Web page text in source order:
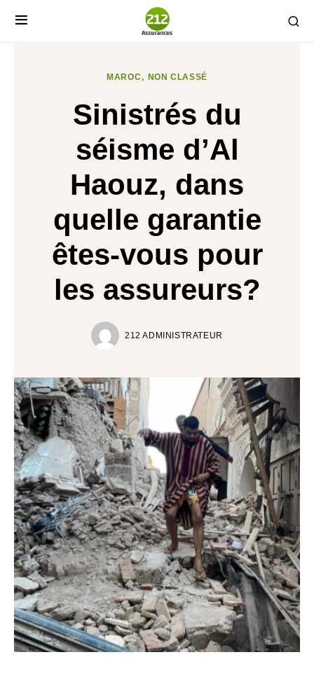
MAROC NON CLASSÉ
Sinistrés du
séisme d’Al
Haouz, dans
quelle garantie
êtes-vous pour
les assureurs?
212 ADMINISTRATEUR